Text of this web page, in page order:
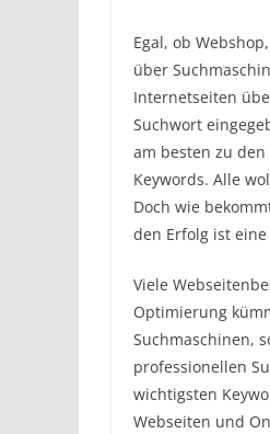
Egal, ob
über
Internetseiten
Suchwort
am besten zu
Keywords. Alle
Doch wie
den Erfolg ist eine
Viele
Optimierung
Suchmaschinen,
professionellen
wichtigsten
Webseiten und